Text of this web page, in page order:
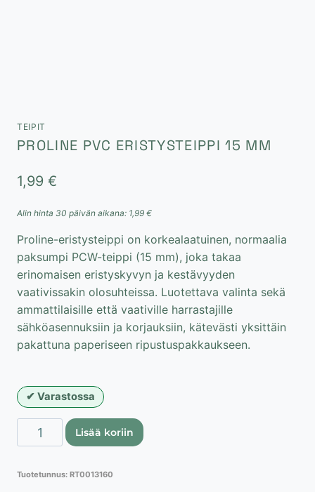
TEIPIT
PROLINE PVC ERISTYSTEIPPI 15 MM
1,99 €
Alin hinta 30 päivän aikana: 1,99 €
Proline-eristysteippi on korkealaatuinen, normaalia
paksumpi PCW-teippi (15 mm), joka takaa
erinomaisen eristyskyvyn ja kestävyyden
vaativissakin olosuhteissa. Luotettava valinta sekä
ammattilaisille että vaativille harrastajille
sähköasennuksiin ja korjauksiin, kätevästi yksittäin
pakattuna paperiseen ripustuspakkaukseen.
Varastossa
Proline
PVC
15
Lisää koriin
Tuotetunnus: RT0013160